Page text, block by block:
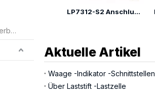
Wägezelle für Doppelendscherbalken
LP7312-S2 Anschlusskasten-Wägezubehör
Aktuelle Artikel
Waage -Indikator -Schnittstellen
Über Laststift -Lastzelle